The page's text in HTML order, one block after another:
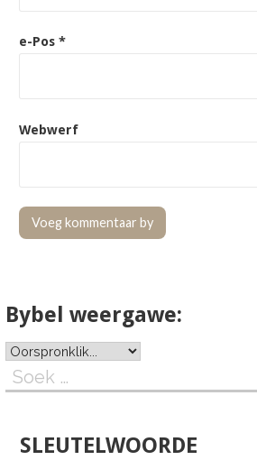
e-Pos *
Webwerf
Bybel weergawe:
Soek
na:
SLEUTELWOORDE